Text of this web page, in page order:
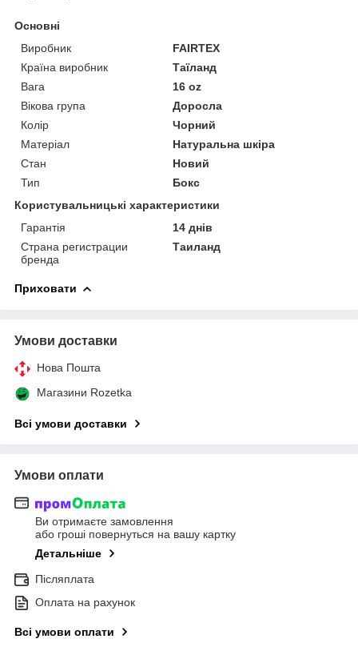
Основні
Виробник
FAIRTEX
Країна виробник
Таїланд
Вага
16 oz
Вікова група
Доросла
Колір
Чорний
Матеріал
Натуральна шкіра
Стан
Новий
Тип
Бокс
Користувальницькі характеристики
Гарантія
14 днів
Страна регистрации
бренда
Таиланд
Приховати
Умови доставки
Нова Пошта
Магазини Rozetka
Всі умови доставки
Умови оплати
Ви отримаєте замовлення
або гроші повернуться на вашу картку
Детальніше
Післяплата
Оплата на рахунок
Всі умови оплати